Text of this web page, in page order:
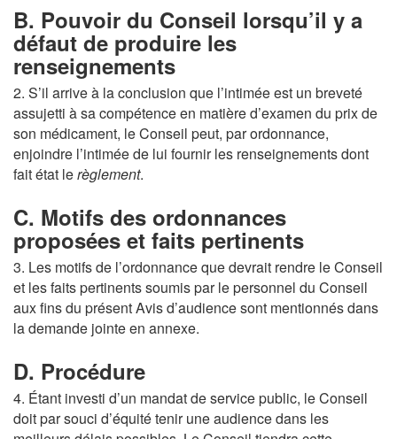
B. Pouvoir du Conseil lorsqu’il y a
défaut de produire les
renseignements
2. S’il arrive à la conclusion que l’intimée est un breveté
assujetti à sa compétence en matière d’examen du prix de
son médicament, le Conseil peut, par ordonnance,
enjoindre l’intimée de lui fournir les renseignements dont
fait état lerèglement.
C. Motifs des ordonnances
proposées et faits pertinents
3. Les motifs de l’ordonnance que devrait rendre le Conseil
et les faits pertinents soumis par le personnel du Conseil
aux fins du présent Avis d’audience sont mentionnés dans
la demande jointe en annexe.
D. Procédure
4. Étant investi d’un mandat de service public, le Conseil
doit par souci d’équité tenir une audience dans les